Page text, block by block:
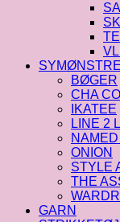
SYMØNSTRE
BØGER
CHA
IKATEE
LINE 2
ONION
STYLE
THE
GARN